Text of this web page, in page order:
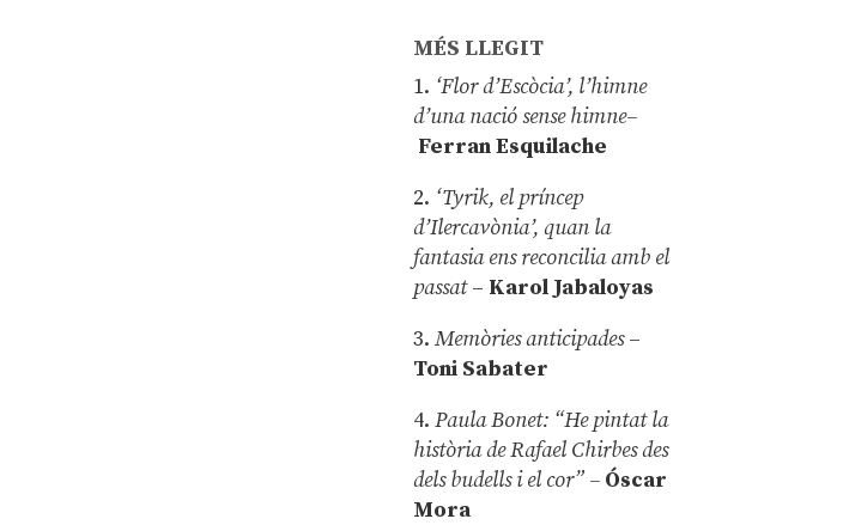
MÉS LLEGIT
1. ‘Flor d’Escòcia’, l’himne
d’una nació sense himne–
Ferran Esquilache
2. ‘Tyrik, el príncep
d’Ilercavònia’, quan la
fantasia ens reconcilia amb el
passat– Karol Jabaloyas
3.Memòries anticipades–
Toni Sabater
4.Paula Bonet: “He pintat la
història de Rafael Chirbes des
dels budells i el cor” – Óscar
Mora